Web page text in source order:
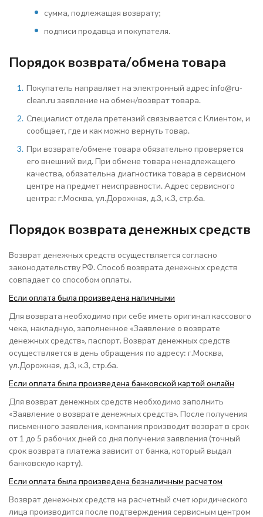
сумма, подлежащая возврату;
подписи продавца и покупателя.
Порядок возврата/обмена товара
Покупатель направляет на электронный адрес info@ru-
clean.ru заявление на обмен/возврат товара.
Специалист отдела претензий связывается с Клиентом, и
сообщает, где и как можно вернуть товар.
При возврате/обмене товара обязательно проверяется
его внешний вид. При обмене товара ненадлежащего
качества, обязательна диагностика товара в сервисном
центре на предмет неисправности. Адрес сервисного
центра: г.Москва, ул.Дорожная, д.3, к.3, стр.6а.
Порядок возврата денежных средств
Возврат денежных средств осуществляется согласно
законодательству РФ. Способ возврата денежных средств
совпадает со способом оплаты.
Если оплата была произведена наличными
Для возврата необходимо при себе иметь оригинал кассового
чека, накладную, заполненное «Заявление о возврате
денежных средств», паспорт. Возврат денежных средств
осуществляется в день обращения по адресу: г.Москва,
ул.Дорожная, д.3, к.3, стр.6а.
Если оплата была произведена банковской картой онлайн
Для возврат денежных средств необходимо заполнить
«Заявление о возврате денежных средств». После получения
письменного заявления, компания производит возврат в срок
от 1 до 5 рабочих дней со дня получения заявления (точный
срок возврата платежа зависит от банка, который выдал
банковскую карту).
Если оплата была произведена безналичным расчетом
Возврат денежных средств на расчетный счет юридического
лица производится после подтверждения сервисным центром